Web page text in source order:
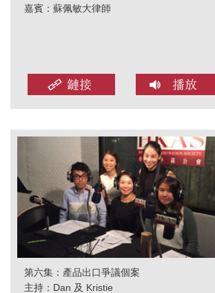
嘉賓：蘇佩敏大律師
第六集：產品出口爭議個案
主持：Dan 及 Kristie